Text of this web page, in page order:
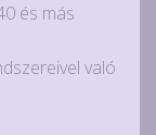
és más
való